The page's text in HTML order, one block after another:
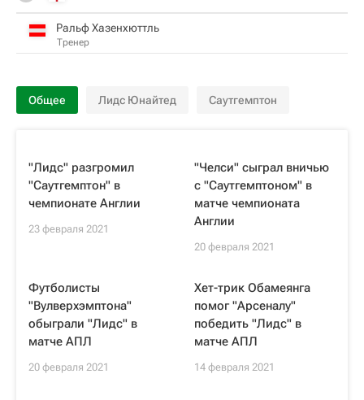
Ральф Хазенхюттль
Тренер
Общее Лидс Юнайтед Саутгемптон
"Лидс" разгромил
"Саутгемптон" в
чемпионате Англии
23 февраля 2021
"Челси" сыграл вничью
с "Саутгемптоном" в
матче чемпионата
Англии
20 февраля 2021
Футболисты
"Вулверхэмптона"
обыграли "Лидс" в
матче АПЛ
20 февраля 2021
Хет-трик Обамеянга
помог "Арсеналу"
победить "Лидс" в
матче АПЛ
14 февраля 2021